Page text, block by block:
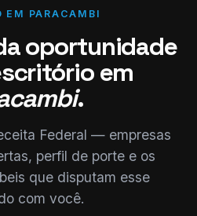
EM PARACAMBI
oportunidade
em
.
Federal — empresas
perfil de porte e os
que disputam esse
com você.